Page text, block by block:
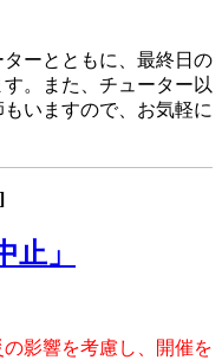
ーとともに、最終日の
。また、チューター以
いますので、お気軽に
」
影響を考慮し、開催を